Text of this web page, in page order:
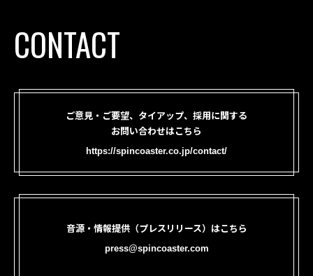
CONTACT
ご意見・ご要望、タイアップ、採用に関する
お問い合わせはこちら
https://spincoaster.co.jp/contact/
音源・情報提供（プレスリリース）はこちら
press@spincoaster.com